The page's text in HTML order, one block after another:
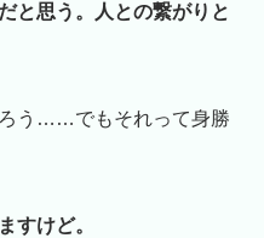
と思う。人との繋がりと
う……でもそれって身勝
すけど。